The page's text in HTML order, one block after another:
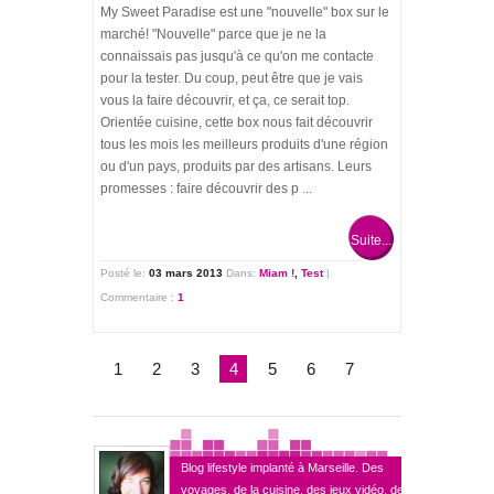
My Sweet Paradise est une "nouvelle" box sur le
marché! "Nouvelle" parce que je ne la
connaissais pas jusqu'à ce qu'on me contacte
pour la tester. Du coup, peut être que je vais
vous la faire découvrir, et ça, ce serait top.
Orientée cuisine, cette box nous fait découvrir
tous les mois les meilleurs produits d'une région
ou d'un pays, produits par des artisans. Leurs
promesses : faire découvrir des p ...
Suite...
Posté le: 03 mars 2013 Dans: Miam !, Test |
Commentaire : 1
1 2 3 4 5 6 7
Blog lifestyle implanté à Marseille. Des
voyages, de la cuisine, des jeux vidéo, des